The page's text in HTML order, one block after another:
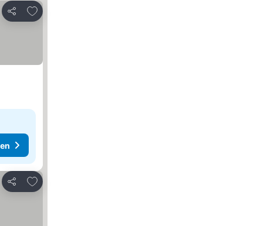
Teilen
Zu Favoriten hinzufügen
Teilen
Zu Favoriten hinzufügen